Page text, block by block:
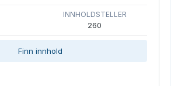
INNHOLDSTELLER
260
Finn innhold